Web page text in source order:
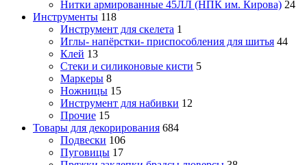
Нитки армированные 45ЛЛ (НПК им. Кирова) 24
Инструменты 118
Инструмент для скелета 1
Иглы- напёрстки- приспособления для шитья 44
Клей 13
Стеки и силиконовые кисти 5
Маркеры 8
Ножницы 15
Инструмент для набивки 12
Прочие 15
Товары для декорирования 684
Подвески 106
Пуговицы 17